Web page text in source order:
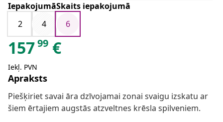
IepakojumāSkaits iepakojumā
2
4 6
15799 €
Iekļ. PVN
Apraksts
Piešķiriet savai āra dzīvojamai zonai svaigu izskatu ar
šiem ērtajiem augstās atzveltnes krēsla spilveniem.